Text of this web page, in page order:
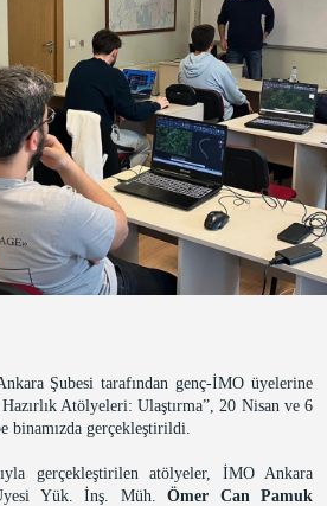
Şubesi tarafından genç-İMO üyelerine
Atölyeleri: Ulaştırma”, 20 Nisan ve 6
binamızda gerçekleştirildi.
gerçekleştirilen atölyeler, İMO Ankara
Yük. İnş. Müh. Ömer Can Pamuk